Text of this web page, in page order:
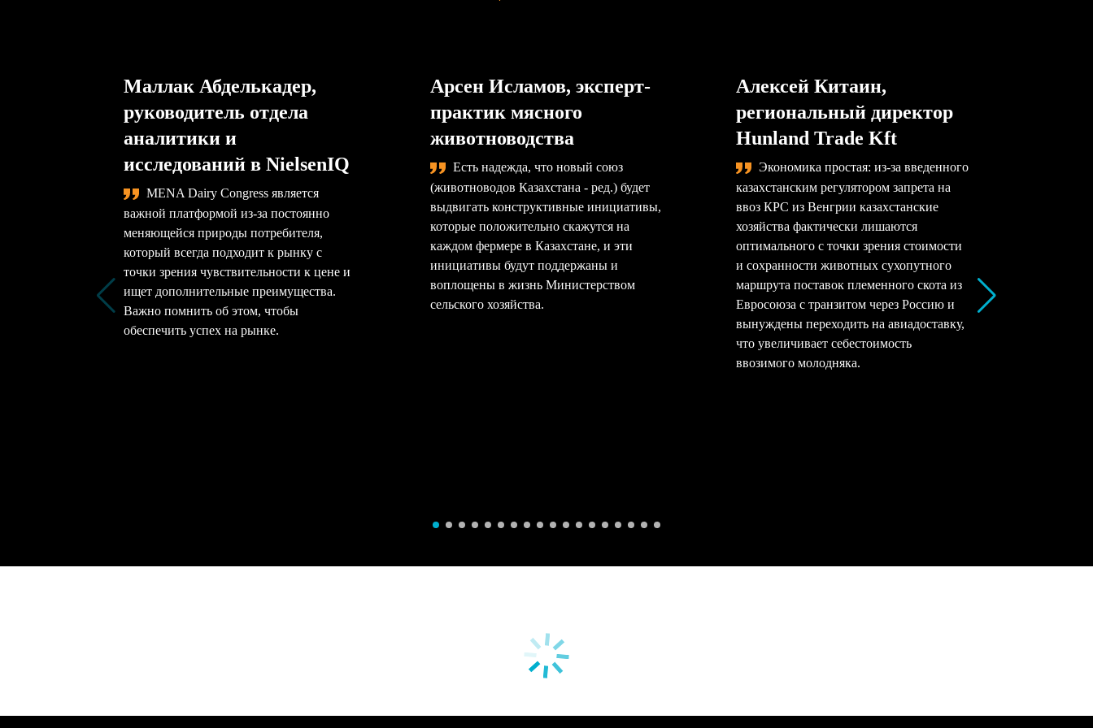
Маллак Абделькадер,
руководитель отдела
аналитики и
исследований в NielsenIQ
MENA Dairy Congress является
важной платформой из-за постоянно
меняющейся природы потребителя,
который всегда подходит к рынку с
точки зрения чувствительности к цене и
ищет дополнительные преимущества.
Важно помнить об этом, чтобы
обеспечить успех на рынке.
Арсен Исламов, эксперт-
практик мясного
животноводства
Есть надежда, что новый союз
(животноводов Казахстана - ред.) будет
выдвигать конструктивные инициативы,
которые положительно скажутся на
каждом фермере в Казахстане, и эти
инициативы будут поддержаны и
воплощены в жизнь Министерством
сельского хозяйства.
Алексей Китаин,
региональный директор
Hunland Trade Kft
Экономика простая: из-за введенного
казахстанским регулятором запрета на
ввоз КРС из Венгрии казахстанские
хозяйства фактически лишаются
оптимального с точки зрения стоимости
и сохранности животных сухопутного
маршрута поставок племенного скота из
Евросоюза с транзитом через Россию и
вынуждены переходить на авиадоставку,
что увеличивает себестоимость
ввозимого молодняка.